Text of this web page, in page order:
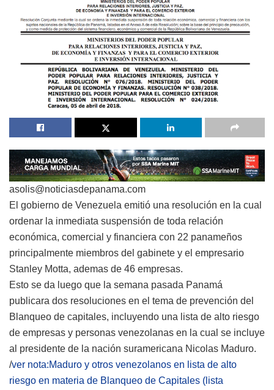
asolis@noticiasdepanama.com
El gobierno de Venezuela emitió una resolución en la cual
ordenar la inmediata suspensión de toda relación
económica, comercial y financiera con 22 panameños
principalmente miembros del gabinete y el empresario
Stanley Motta, ademas de 46 empresas.
Esto se da luego que la semana pasada Panamá
publicara dos resoluciones en el tema de prevención del
Blanqueo de capitales, incluyendo una lista de alto riesgo
de empresas y personas venezolanas en la cual se incluye
al presidente de la nación suramericana Nicolas Maduro.
/ver nota:Maduro y otros venezolanos en lista de alto
riesgo en materia de Blanqueo de Capitales (lista